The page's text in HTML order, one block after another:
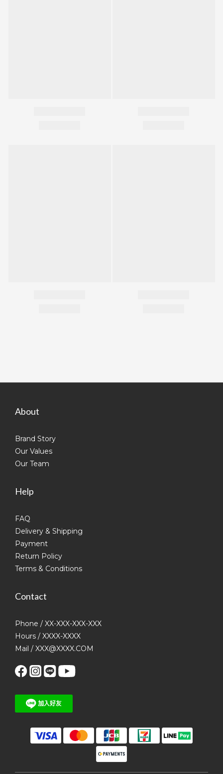
About
Brand Story
Our Values
Our Team
Help
FAQ
Delivery & Shipping
Payment
Return Policy
Terms & Conditions
Contact
Phone / XX-XXX-XXX-XXX
Hours / XXXX-XXXX
Mail / XXX@XXXX.COM